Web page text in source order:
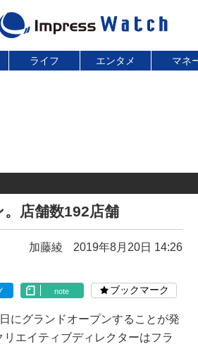
ライフ エンタメ マネ
店舗数192店舗
加藤綾 2019年8月20日 14:26
note ブックマーク
にグランドオープンすることが発
エイティブディレクターはフラ